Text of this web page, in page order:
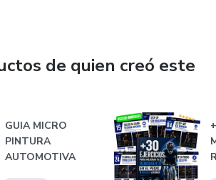
de quien creó este
GUIA MICRO
PINTURA
AUTOMOTIVA